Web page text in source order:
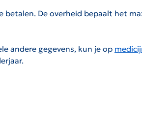
De overheid bepaalt het
andere gegevens, kun je op